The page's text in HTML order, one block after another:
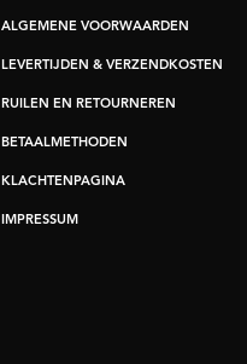
ALGEMENE VOORWAARDEN
LEVERTIJDEN & VERZENDKOSTEN
RUILEN EN RETOURNEREN
BETAALMETHODEN
KLACHTENPAGINA
IMPRESSUM